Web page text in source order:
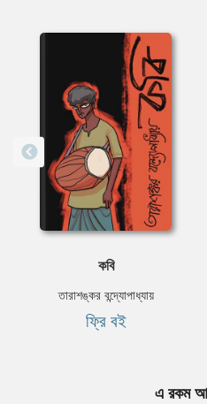
কবি
তারাশঙ্কর বন্দ্যোপাধ্যায়
ফ্রি বই
এ রকম